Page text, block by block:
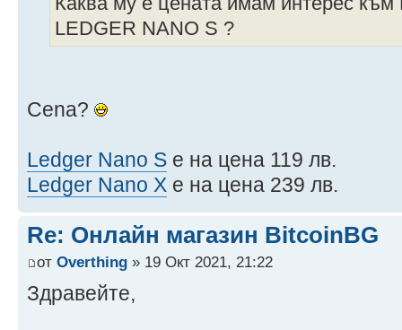
LEDGER NANO S ?
Cena?
Ledger Nano S е на цена 119 лв.
Ledger Nano X е на цена 239 лв.
Re: Онлайн магазин BitcoinBG
от Overthing » 19 Окт 2021, 21:22
Здравейте,